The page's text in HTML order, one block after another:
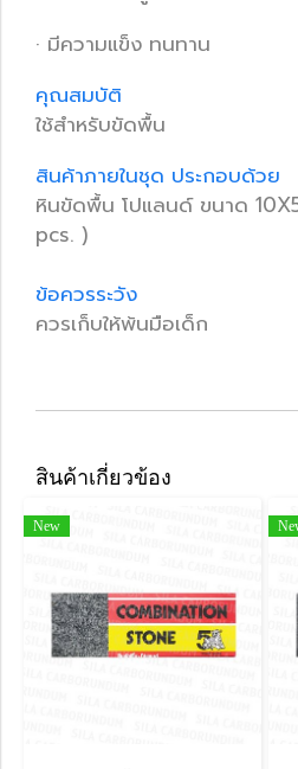
· มีความแข็ง ทนทาน
คุณสมบัติ
ใช้สำหรับขัดพื้น
สินค้าภายในชุด ประกอบด้วย
หินขัดพื้น โปแลนด์ ขนาด
pcs. )
ข้อควรระวัง
ควรเก็บให้พ้นมือเด็ก
สินค้าเกี่ยวข้อง
New